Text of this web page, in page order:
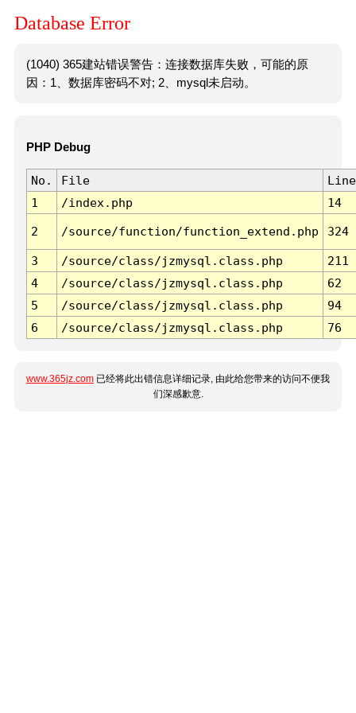
Database Error
(1040) 365建站错误警告：连接数据库失败，可能的原
因：1、数据库密码不对; 2、mysql未启动。
PHP Debug
No. File
Line
1
/index.php 14
2 /source/function/function_extend.php 324
3 /source/class/jzmysql.class.php
211
4
/source/class/jzmysql.class.php
62
5
/source/class/jzmysql.class.php
94
6
/source/class/jzmysql.class.php 76
www.365jz.com 已经将此出错信息详细记录, 由此给您带来的访问不便我
们深感歉意.